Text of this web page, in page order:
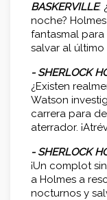
BASKERVILLE:
noche?
fantasmal
salvar al
- SHERLOCK
¿Existen
Watson
carrera para
aterrador.
- SHERLOCK
¡Un complot
a Holmes a
nocturnos y